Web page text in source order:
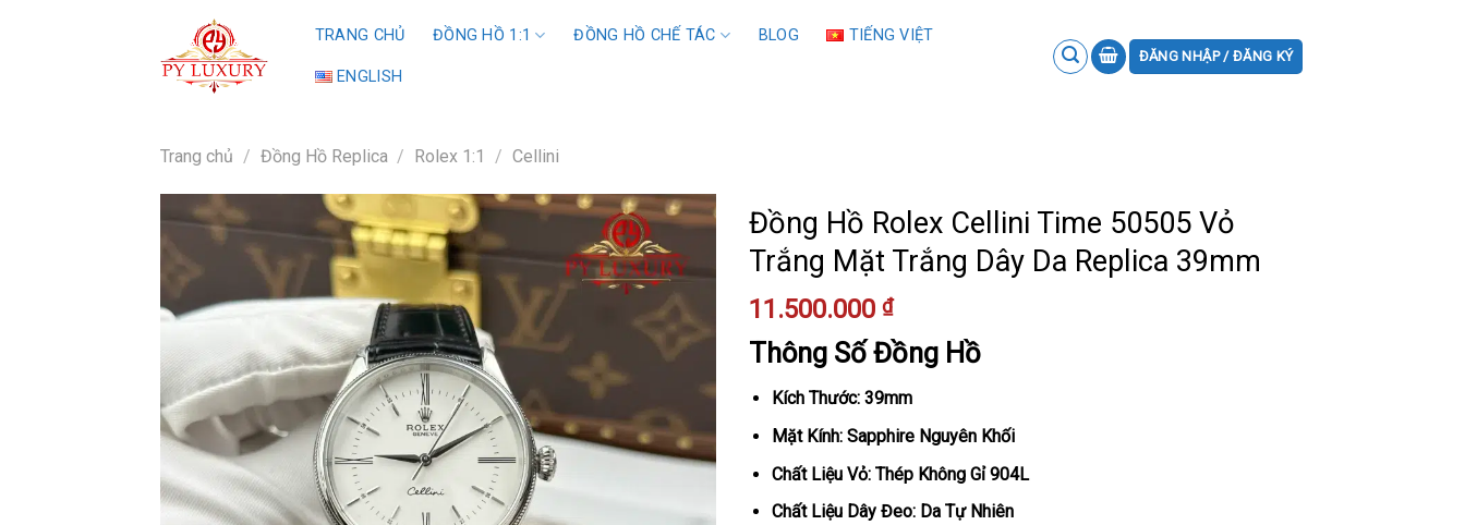
TRANG CHỦ ĐỒNG HỒ 1:1 ĐỒNG HỒ CHẾ TÁC BLOG TIẾNG VIỆT
ENGLISH
ĐĂNG NHẬP / ĐĂNG KÝ
Trang chủ / Đồng Hồ Replica / Rolex 1:1 / Cellini
Đồng Hồ Rolex Cellini Time 50505 Vỏ
Trắng Mặt Trắng Dây Da Replica 39mm
11.500.000 ₫
Thông Số Đồng Hồ
Kích Thước: 39mm
Mặt Kính: Sapphire Nguyên Khối
Chất Liệu Vỏ: Thép Không Gỉ 904L
Chất Liệu Dây Đeo: Da Tự Nhiên